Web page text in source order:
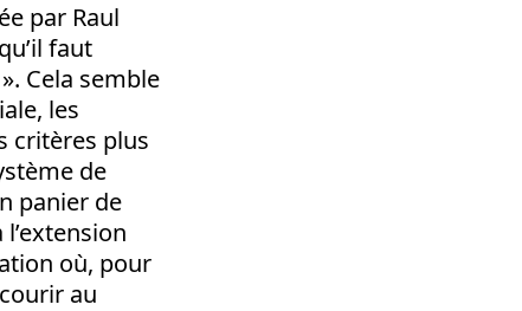
par Raul
faut
Cela semble
les
critères plus
de
panier de
où, pour
au